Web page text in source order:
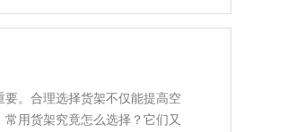
。合理选择货架不仅能提高空
用货架究竟怎么选择？它们又